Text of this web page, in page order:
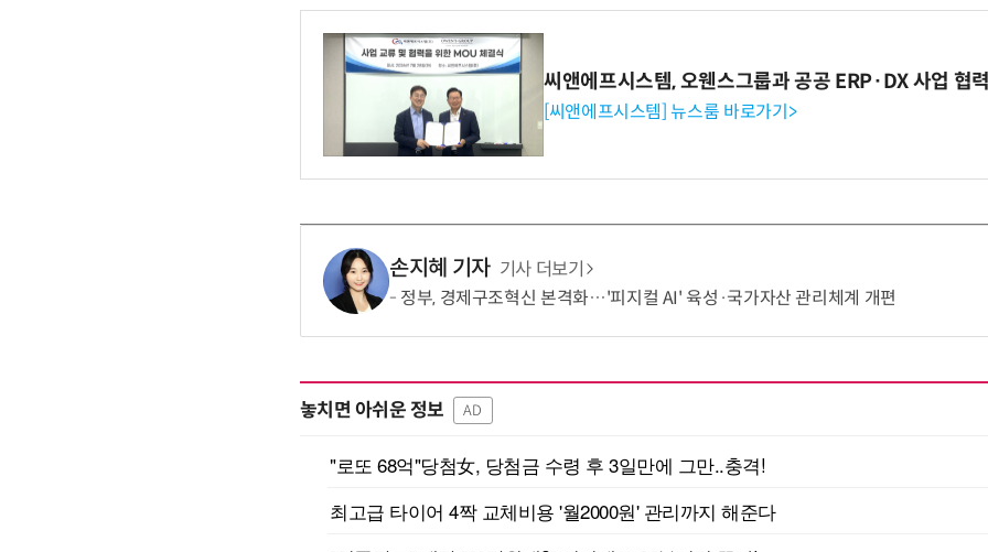
씨앤에프시스템, 오웬스그룹과 공공 ERP·DX 사업 협
[씨앤에프시스템] 뉴스룸 바로가기>
손지혜 기자 기사 더보기
정부, 경제구조혁신 본격화…'피지컬 AI' 육성·국가자산 관리체계 개편
놓치면 아쉬운 정보 AD